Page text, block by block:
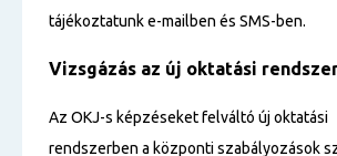
tájékoztatunk e-mailben és SMS-ben.
Vizsgázás az új oktatási
Az OKJ-s képzéseket felváltó új oktatási
rendszerben a központi szabályozások